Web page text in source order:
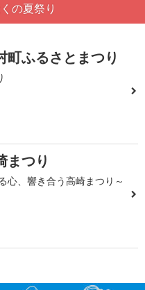
の夏祭り
町ふるさとまつり
まつり
心、響き合う高崎まつり～